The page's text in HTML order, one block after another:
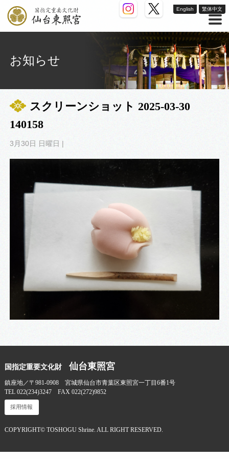
English 繁体中文
お知らせ
スクリーンショット 2025-03-30
140158
3月30日 日曜日 |
国指定重要文化財 仙台東照宮
鎮座地／〒981-0908 宮城県仙台市青葉区東照宮一丁目6番1号
TEL 022(234)3247 FAX 022(272)9852
採用情報
COPYRIGHT© TOSHOGU Shrine. ALL RIGHT RESERVED.